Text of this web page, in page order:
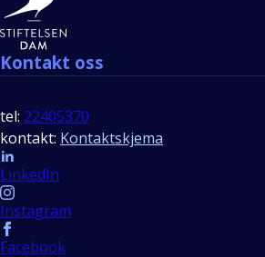
Kontakt oss
tel: 22405370
kontakt: Kontaktskjema
Follow us
LinkedIn
Instagram
Facebook